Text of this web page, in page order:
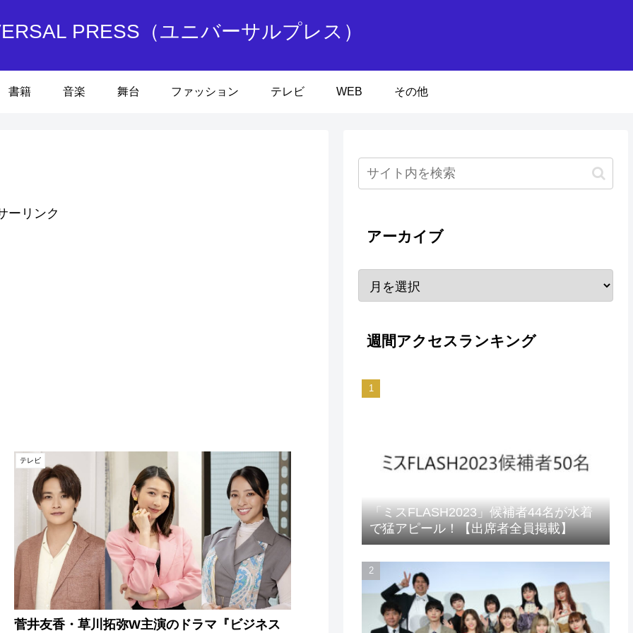
PRESS（ユニバーサルプレス）
書籍 音楽 舞台 ファッション テレビ WEB その他
ーリンク
テレビ
菅井友香・草川拓弥W主演のドラマ『ビジネス
アーカイブ
週間アクセスランキング
「ミスFLASH2023」候補者44名が水着
で猛アピール！【出席者全員掲載】